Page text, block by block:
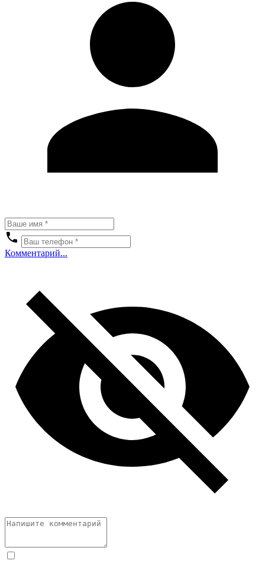
Комментарий...